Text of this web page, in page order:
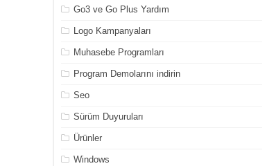
Go3 ve Go Plus Yardım
Logo Kampanyaları
Muhasebe Programları
Program Demolarını indirin
Seo
Sürüm Duyuruları
Ürünler
Windows